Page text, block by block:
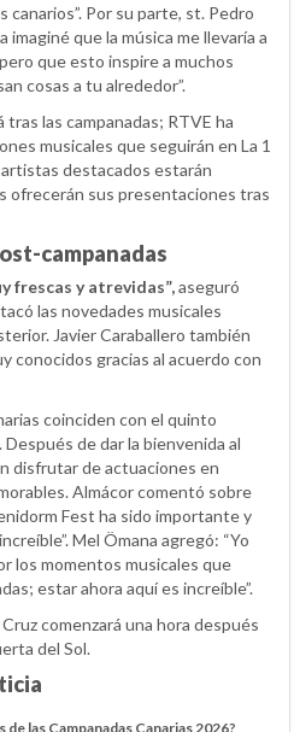
canarios”. Por su parte, st. Pedro
que la música me llevaría a
que esto inspire a muchos
cosas a tu alrededor”.
las campanadas; RTVE ha
musicales que seguirán en La 1
destacados estarán
ofrecerán sus presentaciones tras
campanadas
frescas y atrevidas”,aseguró
las novedades musicales
Javier Caraballero también
conocidos gracias al acuerdo con
coinciden con el quinto
de dar la bienvenida al
disfrutar de actuaciones en
Almácor comentó sobre
Fest ha sido importante y
Mel Ömana agregó: “Yo
los momentos musicales que
estar ahora aquí es increíble”.
comenzará una hora después
del Sol.
las Campanadas Canarias 2026?